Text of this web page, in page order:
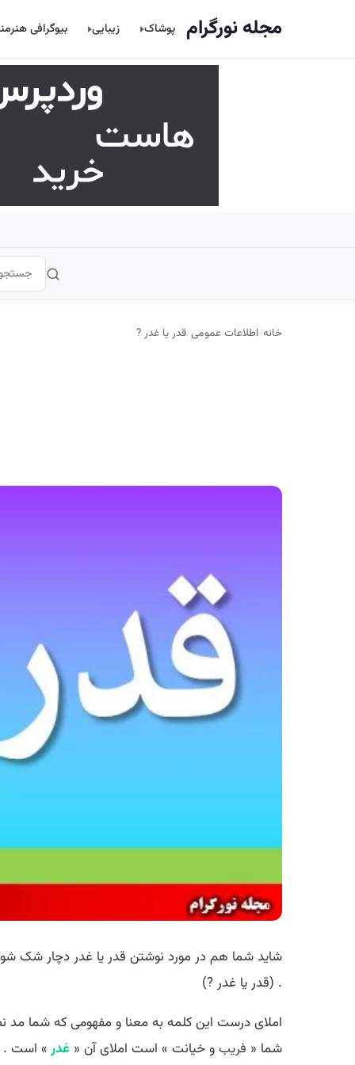
مجله نورگرام پوشاک زیبایی بیوگرافی
خانه/اطلاعات عمومی/قدر یا غدر ?
شاید شما هم در مورد نوشتن قدر یا غدر دچار شک
. (قدر یا غدر ?)
املای درست این کلمه به معنا و مفهومی که شما مد
شما « فریبو خیانت » است املای آن « غدر» است .